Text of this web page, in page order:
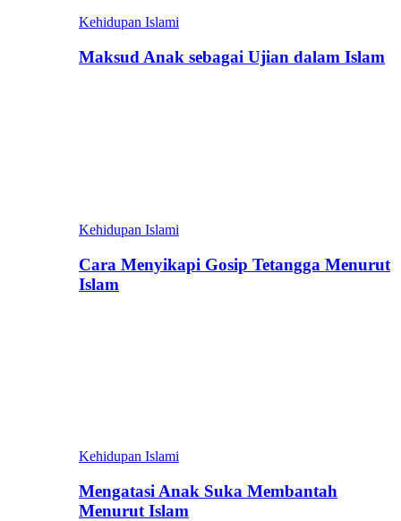
Kehidupan Islami
Maksud Anak sebagai Ujian dalam Islam
Kehidupan Islami
Cara Menyikapi Gosip Tetangga Menurut
Islam
Kehidupan Islami
Mengatasi Anak Suka Membantah
Menurut Islam